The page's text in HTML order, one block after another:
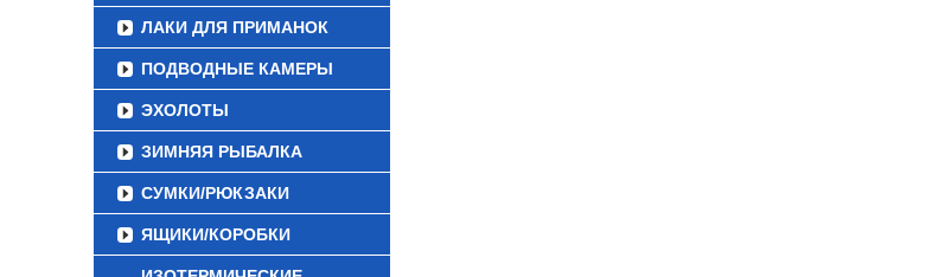
ЛАКИ ДЛЯ ПРИМАНОК
ПОДВОДНЫЕ КАМЕРЫ
ЭХОЛОТЫ
ЗИМНЯЯ РЫБАЛКА
СУМКИ/РЮКЗАКИ
ЯЩИКИ/КОРОБКИ